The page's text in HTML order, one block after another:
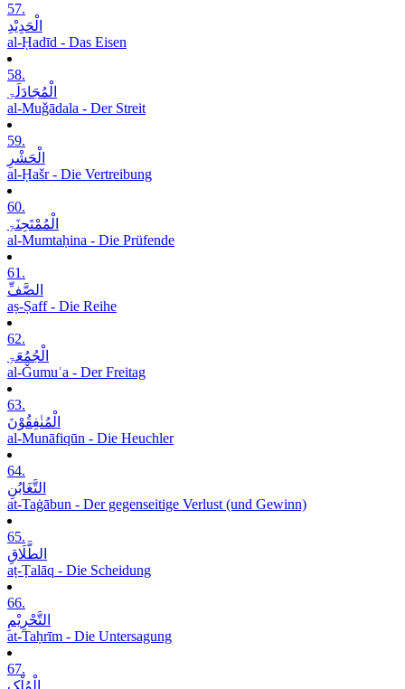
57.
الْحَدِیْدِ
al-Ḥadīd - Das Eisen
58.
الْمُجَادَلَۃِ
al-Muǧādala - Der Streit
59.
الْحَشْرِ
al-Ḥašr - Die Vertreibung
60.
الْمُمْتَحِنَۃِ
al-Mumtaḥina - Die Prüfende
61.
الصَّفِّ
aṣ-Ṣaff - Die Reihe
62.
الْجُمُعَۃِ
al-Ǧumuʿa - Der Freitag
63.
الْمُنٰفِقُوْنَ
al-Munāfiqūn - Die Heuchler
64.
التَّغَابُنِ
at-Taġābun - Der gegenseitige Verlust (und Gewinn)
65.
الطَّلَاقِ
aṭ-Ṭalāq - Die Scheidung
66.
التَّحْرِیْمِ
at-Taḥrīm - Die Untersagung
67.